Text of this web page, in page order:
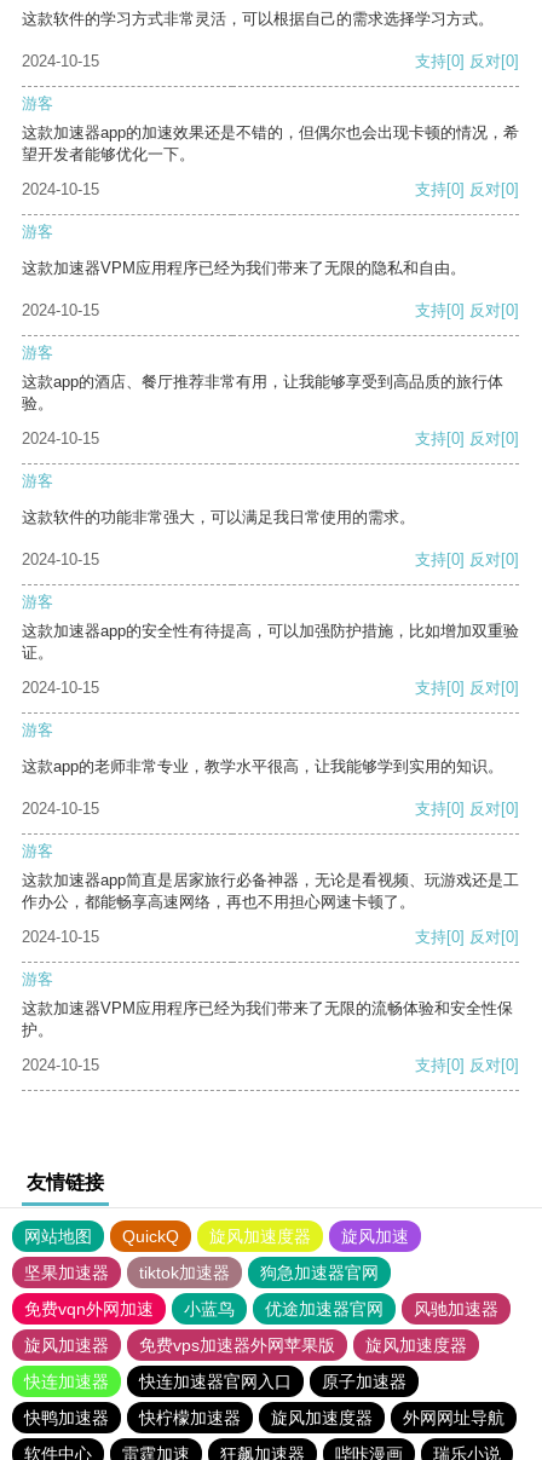
这款软件的学习方式非常灵活，可以根据自己的需求选择学习方式。
2024-10-15 支持[0] 反对[0]
游客
这款加速器app的加速效果还是不错的，但偶尔也会出现卡顿的情况，希
望开发者能够优化一下。
2024-10-15
支持[0] 反对[0]
游客
这款加速器VPM应用程序已经为我们带来了无限的隐私和自由。
2024-10-15 支持[0] 反对[0]
游客
这款app的酒店、餐厅推荐非常有用，让我能够享受到高品质的旅行体
验。
2024-10-15
支持[0] 反对[0]
游客
这款软件的功能非常强大，可以满足我日常使用的需求。
2024-10-15 支持[0] 反对[0]
游客
这款加速器app的安全性有待提高，可以加强防护措施，比如增加双重验
证。
2024-10-15
支持[0] 反对[0]
游客
这款app的老师非常专业，教学水平很高，让我能够学到实用的知识。
2024-10-15 支持[0] 反对[0]
游客
这款加速器app简直是居家旅行必备神器，无论是看视频、玩游戏还是工
作办公，都能畅享高速网络，再也不用担心网速卡顿了。
2024-10-15
支持[0] 反对[0]
游客
这款加速器VPM应用程序已经为我们带来了无限的流畅体验和安全性保
护。
2024-10-15
支持[0] 反对[0]
友情链接
网站地图 QuickQ 旋风加速度器
旋风加速
坚果加速器
tiktok加速器
狗急加速器官网
免费vqn外网加速
小蓝鸟 优途加速器官网
风驰加速器
旋风加速器
免费vps加速器外网苹果版
旋风加速度器
快连加速器
快连加速器官网入口
原子加速器
快鸭加速器
快柠檬加速器 旋风加速度器
外网网址导航
软件中心
雷霆加速 狂飙加速器 哔咔漫画 瑞乐小说